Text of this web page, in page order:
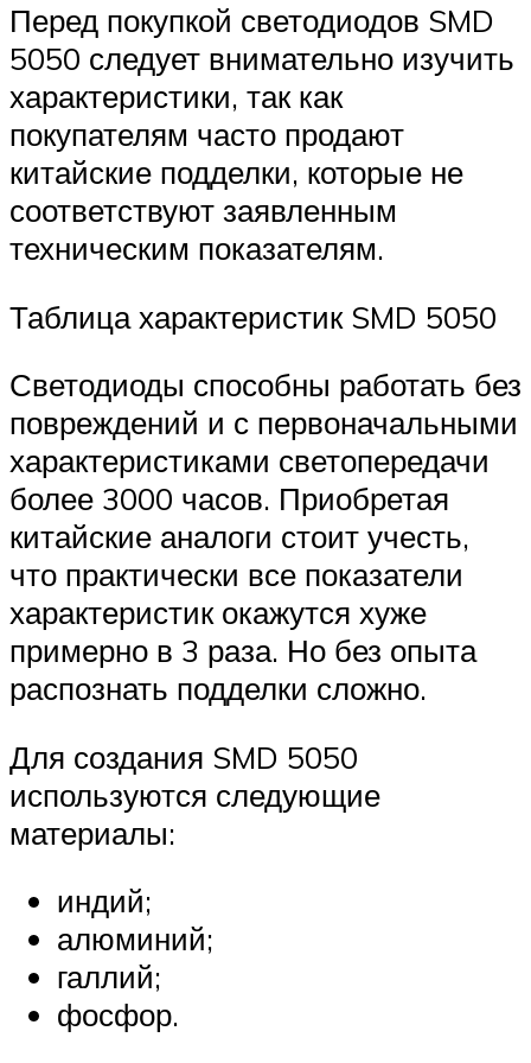
Перед покупкой светодиодов SMD
5050 следует внимательно изучить
характеристики, так как
покупателям часто продают
китайские подделки, которые не
соответствуют заявленным
техническим показателям.
Таблица характеристик SMD 5050
Светодиоды способны работать без
повреждений и с первоначальными
характеристиками светопередачи
более 3000 часов. Приобретая
китайские аналоги стоит учесть,
что практически все показатели
характеристик окажутся хуже
примерно в 3 раза. Но без опыта
распознать подделки сложно.
Для создания SMD 5050
используются следующие
материалы:
индий;
алюминий;
галлий;
фосфор.